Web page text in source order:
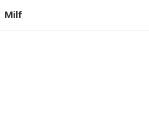
Milf